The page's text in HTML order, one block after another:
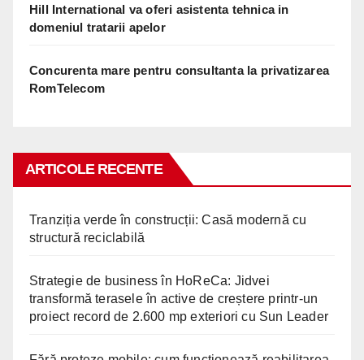
Hill International va oferi asistenta tehnica in
domeniul tratarii apelor
Concurenta mare pentru consultanta la privatizarea
RomTelecom
ARTICOLE RECENTE
Tranziția verde în construcții: Casă modernă cu
structură reciclabilă
Strategie de business în HoReCa: Jidvei
transformă terasele în active de creștere printr-un
proiect record de 2.600 mp exteriori cu Sun Leader